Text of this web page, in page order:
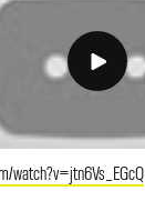
watch?v=jtn6Vs_EGcQ